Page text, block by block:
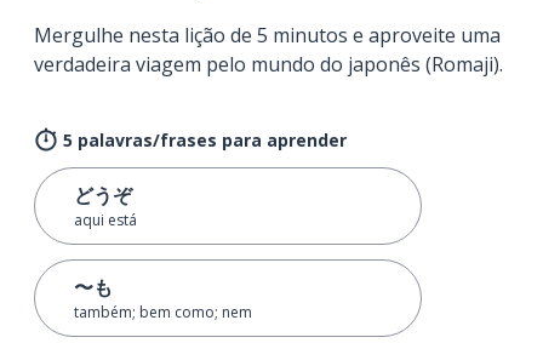
Mergulhe nesta lição de 5 minutos e aproveite uma
verdadeira viagem pelo mundo do japonês (Romaji).
5 palavras/frases para aprender
どうぞ
aqui está
〜も
também; bem como; nem